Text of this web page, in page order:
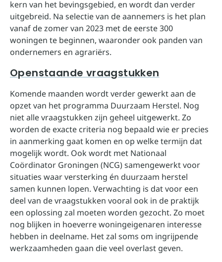
kern van het bevingsgebied, en wordt dan verder
uitgebreid. Na selectie van de aannemers is het plan
vanaf de zomer van 2023 met de eerste 300
woningen te beginnen, waaronder ook panden van
ondernemers en agrariërs.
Openstaande vraagstukken
Komende maanden wordt verder gewerkt aan de
opzet van het programma Duurzaam Herstel. Nog
niet alle vraagstukken zijn geheel uitgewerkt. Zo
worden de exacte criteria nog bepaald wie er precies
in aanmerking gaat komen en op welke termijn dat
mogelijk wordt. Ook wordt met Nationaal
Coördinator Groningen (NCG) samengewerkt voor
situaties waar versterking én duurzaam herstel
samen kunnen lopen. Verwachting is dat voor een
deel van de vraagstukken vooral ook in de praktijk
een oplossing zal moeten worden gezocht. Zo moet
nog blijken in hoeverre woningeigenaren interesse
hebben in deelname. Het zal soms om ingrijpende
werkzaamheden gaan die veel overlast geven.